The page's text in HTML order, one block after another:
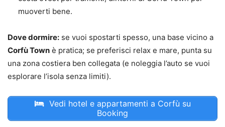
muoverti bene.
Dove dormire: se vuoi spostarti spesso, una base vicino a
Corfù Town è pratica; se preferisci relax e mare, punta su
una zona costiera ben collegata (e noleggia l’auto se vuoi
esplorare l’isola senza limiti).
Vedi hotel e appartamenti a Corfù su
Booking